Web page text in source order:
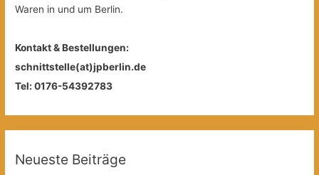
Waren in und um Berlin.
Kontakt & Bestellungen:
schnittstelle(at)jpberlin.de
Tel: 0176-54392783
Neueste Beiträge